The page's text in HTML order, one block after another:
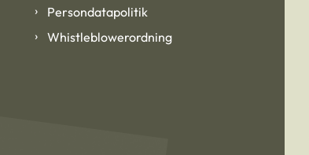
Persondatapolitik
Whistleblowerordning